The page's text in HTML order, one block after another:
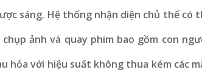
sáng. Hệ thống nhận diện chủ thể có
ảnh và quay phim bao gồm con
hỏa với hiệu suất không thua kém các